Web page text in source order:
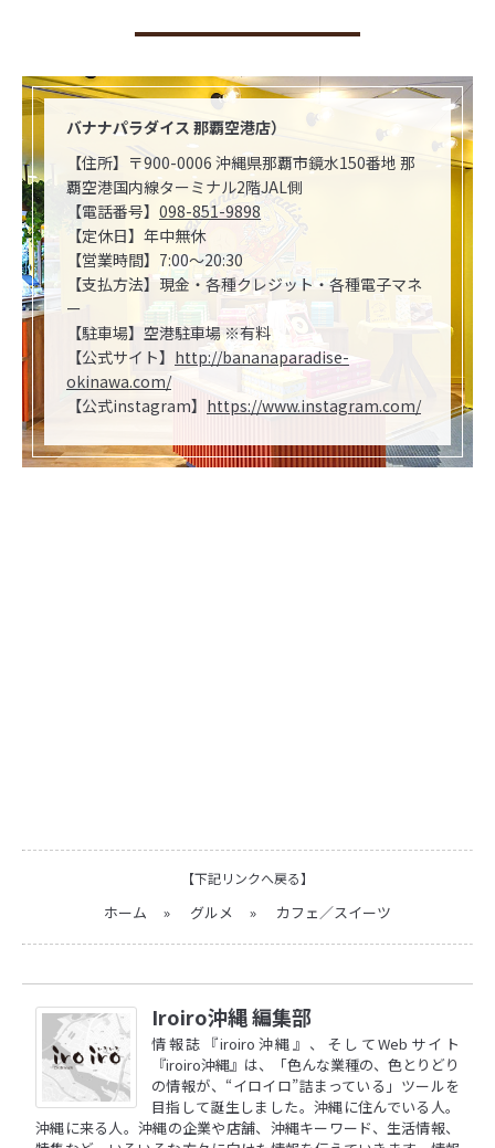
バナナパラダイス 那覇空港店）
【住所】〒900-0006 沖縄県那覇市鏡水150番地 那
覇空港国内線ターミナル2階JAL側
【電話番号】 098-851-9898
【定休日】年中無休
【営業時間】7:00～20:30
【支払方法】現金・各種クレジット・各種電子マネ
ー
【駐車場】空港駐車場 ※有料
【公式サイト】 http://bananaparadise-
okinawa.com/
【公式instagram】 https://www.instagram.com/
【下記リンクへ戻る】
ホーム » グルメ » カフェ／スイーツ
Iroiro沖縄 編集部
情報誌『iroiro沖縄』、そしてWebサイト
『iroiro沖縄』は、「色んな業種の、色とりどり
の情報が、“イロイロ”詰まっている」ツールを
目指して誕生しました。沖縄に住んでいる人。
沖縄に来る人。沖縄の企業や店舗、沖縄キーワード、生活情報、